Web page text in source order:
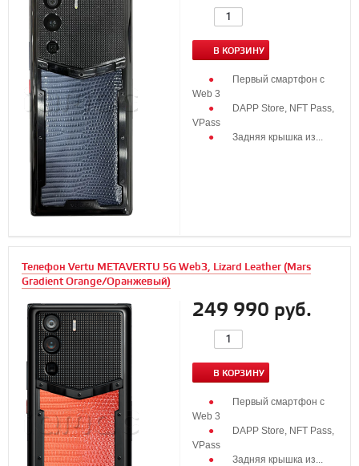
В КОРЗИНУ
Первый смартфон с
Web 3
DAPP Store, NFT Pass,
VPass
Задняя крышка из...
Телефон Vertu METAVERTU 5G Web3, Lizard Leather (Mars
Gradient Orange/Оранжевый)
249 990 руб.
В КОРЗИНУ
Первый смартфон с
Web 3
DAPP Store, NFT Pass,
VPass
Задняя крышка из...